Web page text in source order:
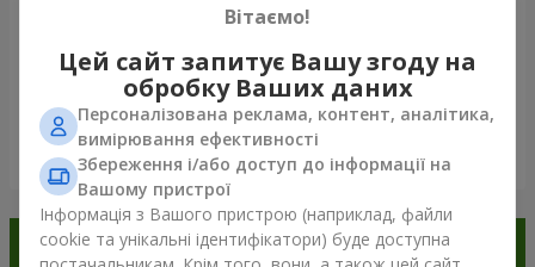
Переглянути все
Замовляйте в додатку
Вітаємо!
Цей сайт запитує Вашу згоду на
обробку Ваших даних
Персоналізована реклама, контент, аналітика,
вимірювання ефективності
Збереження і/або доступ до інформації на
Вашому пристрої
Інформація з Вашого пристрою (наприклад, файли
cookie та унікальні ідентифікатори) буде доступна